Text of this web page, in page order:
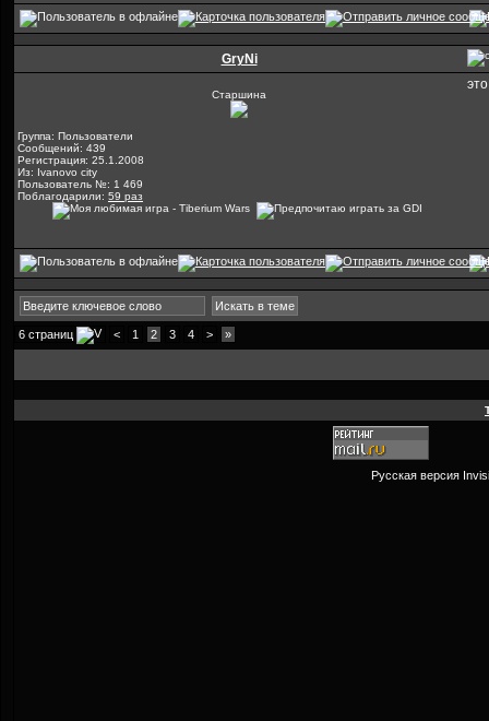
GryNi
Старшина
Группа: Пользователи
Сообщений: 439
Регистрация: 25.1.2008
Из: Ivanovo city
Пользователь №: 1 469
Поблагодарили: 59 раз
6 страниц < 1 2 3 4 > »
Русская версия